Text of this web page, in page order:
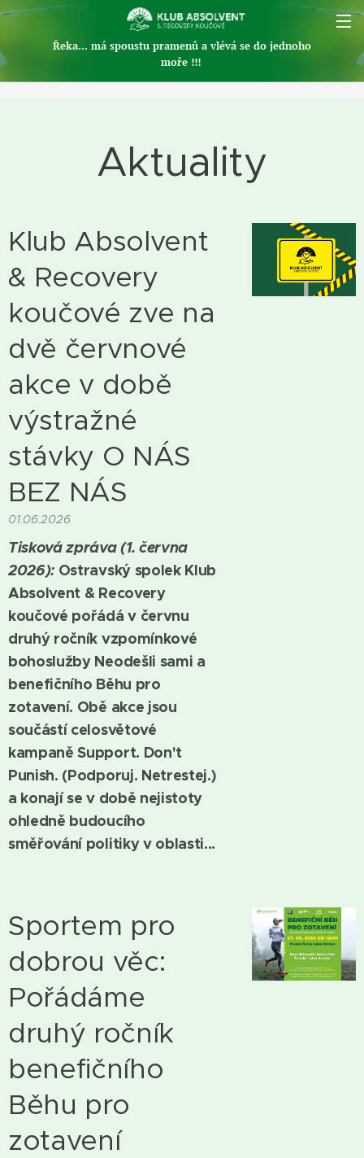
Řeka... má spoustu pramenů a vlévá se do jednoho
moře !!!
Aktuality
Klub Absolvent
& Recovery
koučové zve na
dvě červnové
akce v době
výstražné
stávky O NÁS
BEZ NÁS
01.06.2026
Tisková zpráva (1. června
2026): Ostravský spolek Klub
Absolvent & Recovery
koučové pořádá v červnu
druhý ročník vzpomínkové
bohoslužby Neodešli sami a
benefičního Běhu pro
zotavení. Obě akce jsou
součástí celosvětové
kampaně Support. Don't
Punish. (Podporuj. Netrestej.)
a konají se v době nejistoty
ohledně budoucího
směřování politiky v oblasti...
Sportem pro
dobrou věc:
Pořádáme
druhý ročník
benefičního
Běhu pro
zotavení